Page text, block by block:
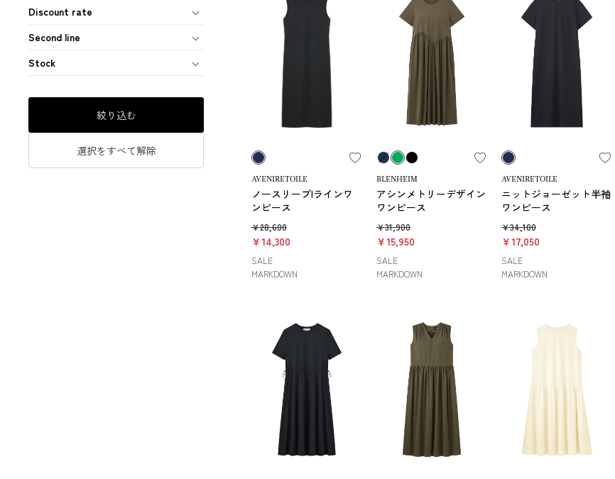
Discount rate
Second line
Stock
絞り込む
選択をすべて解除
AVENIRETOILE
ノースリーブIラインワ
ンピース
￥28,600
￥14,300
SALE
MARKDOWN
BLENHEIM
アシンメトリーデザイン
ワンピース
￥31,900
￥15,950
SALE
MARKDOWN
AVENIRETOILE
ニットジョーゼット半袖
ワンピース
￥34,100
￥17,050
SALE
MARKDOWN